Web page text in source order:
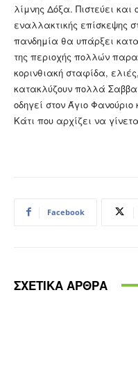
λίμνης Δόξα. Πιστεύει και
εναλλακτικής επίσκεψης
πανδημία θα υπάρξει
της περιοχής πολλών
κορινθιακή σταφίδα,
κατακλύζουν πολλά
οδηγεί στον Άγιο
Κάτι που αρχίζει να
Facebook
ΣΧΕΤΙΚΑ ΑΡΘΡΑ